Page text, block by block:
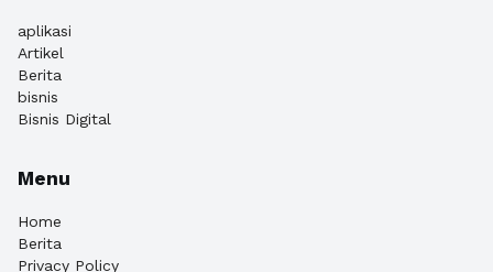
aplikasi
Artikel
Berita
bisnis
Bisnis Digital
Menu
Home
Berita
Privacy Policy